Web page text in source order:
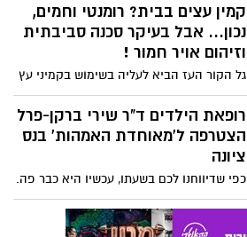
עינת מזור בקר, דיאטנית קלינית במרכז DMC
לטיפול בסוכרת עם 5 יתרונות בריאים שכדאי
לכם להכיר על הפרי הטעים
קמין עצים בבית? רומנטי וחמים,
נכון... אבל בעיקר סכנה סביבתית
וזיהום אויר חמור !
גל הקור העז הביא לעליה בשימוש בקמיני עץ
ובשכונות נס ציונה בהן רבים צמודי הקרקע ,
ריח הקמינים עולה מכל עבר. וזו העת להזכיר
כי מדובר בזיהום סביבתי חמור ופגיעה
בבריאות כולנו. \לתשומת לב המפעילים
רופאת הילדים ד"ר שירי ברקן-פרל
הצטרפה ל'מאוחדת האמהות' בנס
ציונה
כפי שדיווחנו לכם בשעתו, עכשיו היא כבר פה.
ד"ר שירי ברקן-פרל, מומחית ברפואת ילדים,
החלה לעבוד במרפאת 'האמהות' בנס ציונה,